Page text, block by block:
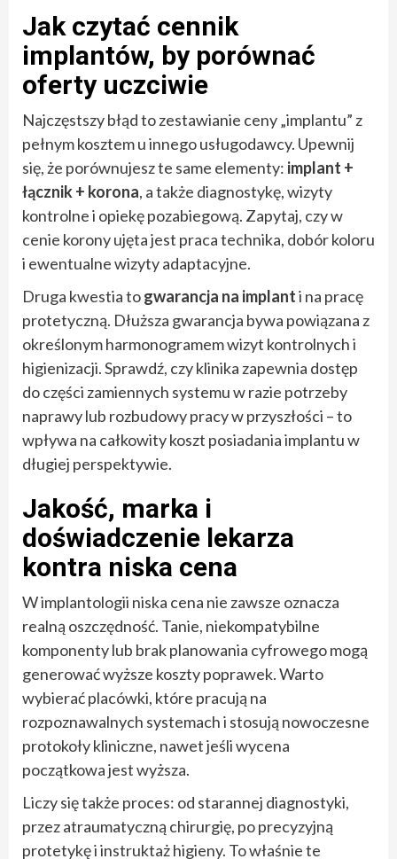
Jak czytać cennik
implantów, by porównać
oferty uczciwie
Najczęstszy błąd to zestawianie ceny „implantu” z
pełnym kosztem u innego usługodawcy. Upewnij
się, że porównujesz te same elementy: implant +
łącznik + korona, a także diagnostykę, wizyty
kontrolne i opiekę pozabiegową. Zapytaj, czy w
cenie korony ujęta jest praca technika, dobór koloru
i ewentualne wizyty adaptacyjne.
Druga kwestia togwarancja na implanti na pracę
protetyczną. Dłuższa gwarancja bywa powiązana z
określonym harmonogramem wizyt kontrolnych i
higienizacji. Sprawdź, czy klinika zapewnia dostęp
do części zamiennych systemu w razie potrzeby
naprawy lub rozbudowy pracy w przyszłości – to
wpływa na całkowity koszt posiadania implantu w
długiej perspektywie.
Jakość, marka i
doświadczenie lekarza
kontra niska cena
W implantologii niska cena nie zawsze oznacza
realną oszczędność. Tanie, niekompatybilne
komponenty lub brak planowania cyfrowego mogą
generować wyższe koszty poprawek. Warto
wybierać placówki, które pracują na
rozpoznawalnych systemach i stosują nowoczesne
protokoły kliniczne, nawet jeśli wycena
początkowa jest wyższa.
Liczy się także proces: od starannej diagnostyki,
przez atraumatyczną chirurgię, po precyzyjną
protetykę i instruktaż higieny. To właśnie te